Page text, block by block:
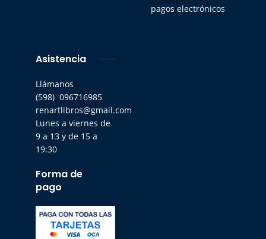
pagos electrónicos
Asistencia
Llámanos
(598) 096716985
renartlibros@gmail.com
Lunes a viernes de
9 a 13 y de 15 a
19:30
Forma de
pago